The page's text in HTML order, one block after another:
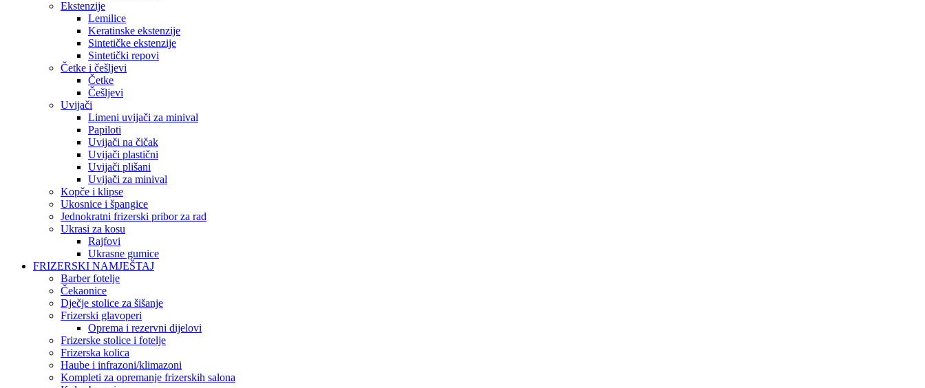
Ekstenzije
Lemilice
Keratinske ekstenzije
Sintetičke ekstenzije
Sintetički repovi
Četke i češljevi
Četke
Češljevi
Uvijači
Limeni uvijači za minival
Papiloti
Uvijači na čičak
Uvijači plastični
Uvijači plišani
Uvijači za minival
Kopče i klipse
Ukosnice i špangice
Jednokratni frizerski pribor za rad
Ukrasi za kosu
Rajfovi
Ukrasne gumice
FRIZERSKI NAMJEŠTAJ
Barber fotelje
Čekaonice
Dječje stolice za šišanje
Frizerski glavoperi
Oprema i rezervni dijelovi
Frizerske stolice i fotelje
Frizerska kolica
Haube i infrazoni/klimazoni
Kompleti za opremanje frizerskih salona